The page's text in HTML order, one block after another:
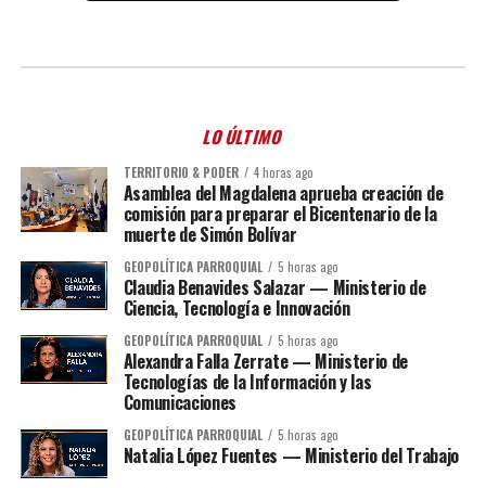
LO ÚLTIMO
TERRITORIO & PODER 4 horas ago
Asamblea del Magdalena aprueba creación de
comisión para preparar el Bicentenario de la
muerte de Simón Bolívar
GEOPOLÍTICA PARROQUIAL 5 horas ago
Claudia Benavides Salazar — Ministerio de
Ciencia, Tecnología e Innovación
GEOPOLÍTICA PARROQUIAL 5 horas ago
Alexandra Falla Zerrate — Ministerio de
Tecnologías de la Información y las
Comunicaciones
GEOPOLÍTICA PARROQUIAL 5 horas ago
Natalia López Fuentes — Ministerio del Trabajo